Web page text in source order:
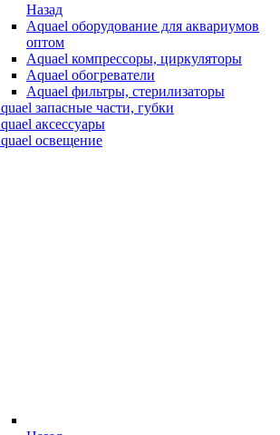
Назад
Aquael оборудование для аквариумов
оптом
Aquael компрессоры, циркуляторы
Aquael обогреватели
Aquael фильтры, стерилизаторы
запасные части, губки
аксессуары
освещение